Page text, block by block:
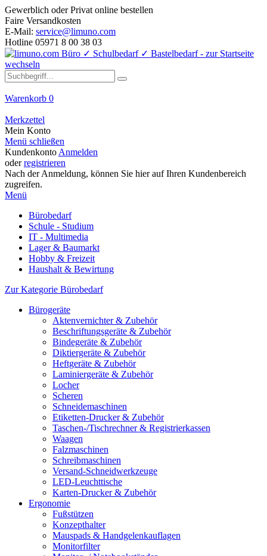
Gewerblich oder Privat online bestellen
Faire Versandkosten
E-Mail: service@limuno.com
Hotline 05971 8 00 38 03
Warenkorb 0
Merkzettel
Mein Konto
Menü schließen
Kundenkonto Anmelden
oderregistrieren
Nach der Anmeldung, können Sie hier auf Ihren Kundenbereich
zugreifen.
Menü
Bürobedarf
Schule - Studium
IT - Multimedia
Lager & Baumarkt
Hobby & Freizeit
Haushalt & Bewirtung
Zur Kategorie Bürobedarf
Bürogeräte
Aktenvernichter & Zubehör
Beschriftungsgeräte & Zubehör
Bindegeräte & Zubehör
Diktiergeräte & Zubehör
Heftgeräte & Zubehör
Laminiergeräte & Zubehör
Locher
Scheren
Schneidemaschinen
Etiketten-Drucker & Zubehör
Taschen-/Tischrechner & Registrierkassen
Waagen
Falzmaschinen
Schreibmaschinen
Versand-Schneidwerkzeuge
LED-Leuchttische
Karten-Drucker & Zubehör
Ergonomie
Fußstützen
Konzepthalter
Mauspads & Handgelenkauflagen
Monitorfilter